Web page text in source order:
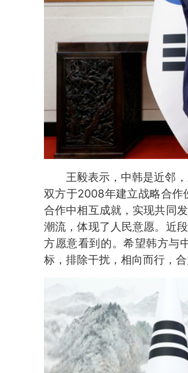
王毅表示，中韩是近邻
双方于2008年建立战略合作
合作中相互成就，实现共同
潮流，体现了人民意愿。近
方愿意看到的。希望韩方与
标，排除干扰，相向而行，